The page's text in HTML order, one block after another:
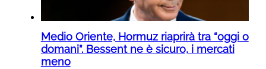
Medio Oriente, Hormuz riaprirà tra “oggi o
domani”. Bessent ne è sicuro, i mercati
meno